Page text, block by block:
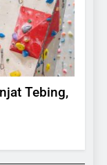
Tebing,